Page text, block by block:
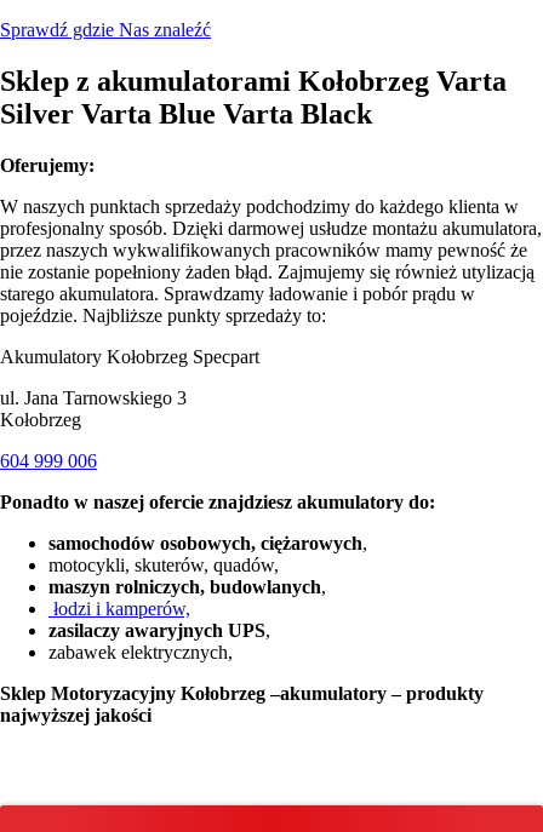
Sprawdź gdzie Nas znaleźć
Sklep z akumulatorami Kołobrzeg Varta
Silver Varta Blue Varta Black
Oferujemy:
W naszych punktach sprzedaży podchodzimy do każdego klienta w
profesjonalny sposób. Dzięki darmowej usłudze montażu akumulatora,
przez naszych wykwalifikowanych pracowników mamy pewność że
nie zostanie popełniony żaden błąd. Zajmujemy się również utylizacją
starego akumulatora. Sprawdzamy ładowanie i pobór prądu w
pojeździe. Najbliższe punkty sprzedaży to:
Akumulatory Kołobrzeg Specpart
ul. Jana Tarnowskiego 3
Kołobrzeg
604 999 006
Ponadto w naszej ofercie znajdziesz akumulatory do:
samochodów osobowych, ciężarowych,
motocykli, skuterów, quadów,
maszyn rolniczych, budowlanych,
łodzi i kamperów,
zasilaczy awaryjnych UPS,
zabawek elektrycznych,
Sklep Motoryzacyjny Kołobrzeg –akumulatory – produkty
najwyższej jakości